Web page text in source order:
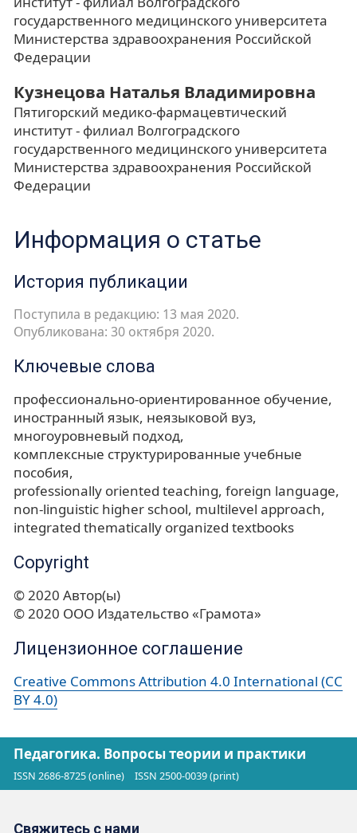
государственного медицинского университета
Министерства здравоохранения Российской
Федерации
Кузнецова Наталья Владимировна
Пятигорский медико-фармацевтический
институт - филиал Волгоградского
государственного медицинского университета
Министерства здравоохранения Российской
Федерации
Информация о статье
История публикации
Поступила в редакцию: 13 мая 2020.
Опубликована: 30 октября 2020.
Ключевые слова
профессионально-ориентированное обучение
иностранный язык неязыковой вуз
многоуровневый подход
комплексные структурированные учебные
пособия
professionally oriented teaching foreign language
non-linguistic higher school multilevel approach
integrated thematically organized textbooks
Copyright
© 2020 Автор(ы)
© 2020 ООО Издательство «Грамота»
Лицензионное соглашение
Creative Commons Attribution 4.0 International (CC
BY 4.0)
Педагогика. Вопросы теории и практики
ISSN 2686-8725 (online) ISSN 2500-0039 (print)
Свяжитесь с нами